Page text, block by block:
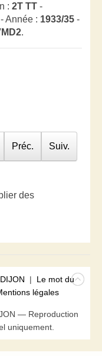
: 2T TT -
- Année : 1933/35 -
.
Préc. Suiv.
des
| Le mot du
légales
— Reproduction
uniquement.